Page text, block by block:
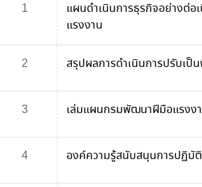
1
แผนดำเนินการธุรกิจอย่างต่
แรงงาน
2 สรุปผลการดำเนินการปรับเ
3 เล่มแผนกรมพัฒนาฝีมือแรงง
4 องค์ความรู้สนับสนุนการปฏิบั